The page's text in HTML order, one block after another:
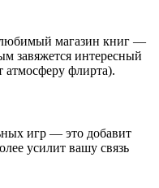
любимый магазин книг —
завяжется интересный
атмосферу флирта).
игр — это добавит
усилит вашу связь